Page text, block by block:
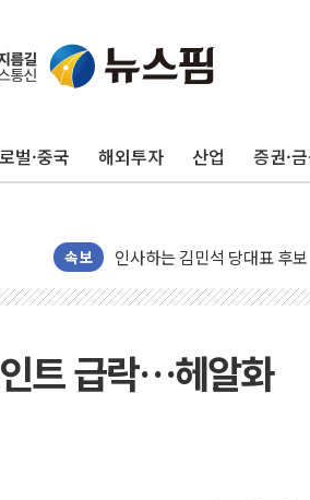
벌·중국 해외투자 산업 증권·
속보
포항시 재난예산 40억 긴급
울진·영덕 '호우특보'-포항 '
[종합] 김민석, 정청래에
인천 합동연설회 나선 송영
인사하는 김민석 당대표 후보
[속보] 민주, 제주·인천 경선
[속보] 민주, 제주 경선 결과
이번주 국내 주요 금융일정
트 급락…헤알화